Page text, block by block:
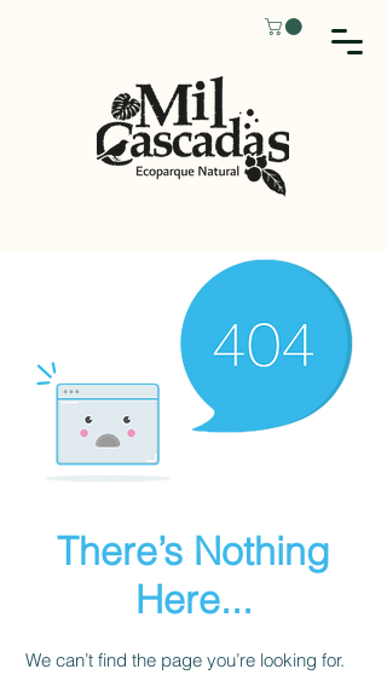
There’s Nothing
Here...
We can’t find the page you’re looking for.